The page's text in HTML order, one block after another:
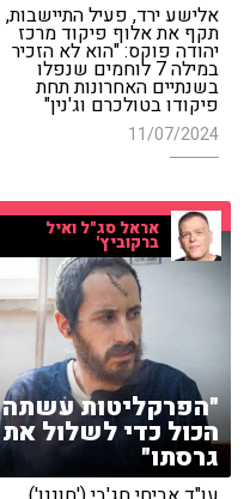
אלישע ירד, פעיל התיישבות,
תקף את אלוף פיקוד מרכז
יהודה פוקס: "הוא לא הזכיר
במילה 7 לוחמים שנפלו
בשנתיים האחרונות תחת
פיקודו בטולכרם וג'נין"
11/07/2024
אראל סג"ל ואיל
ברקוביץ'
"הפרקליטות עשתה
הכול כדי לשלול את
גרסתו"